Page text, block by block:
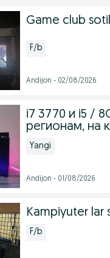
Game club
F/b
Andijon - 02/08/2026
i7 3770 и i5 /
регионам, на
Yangi
Andijon - 01/08/2026
Kampiyuter lar
F/b